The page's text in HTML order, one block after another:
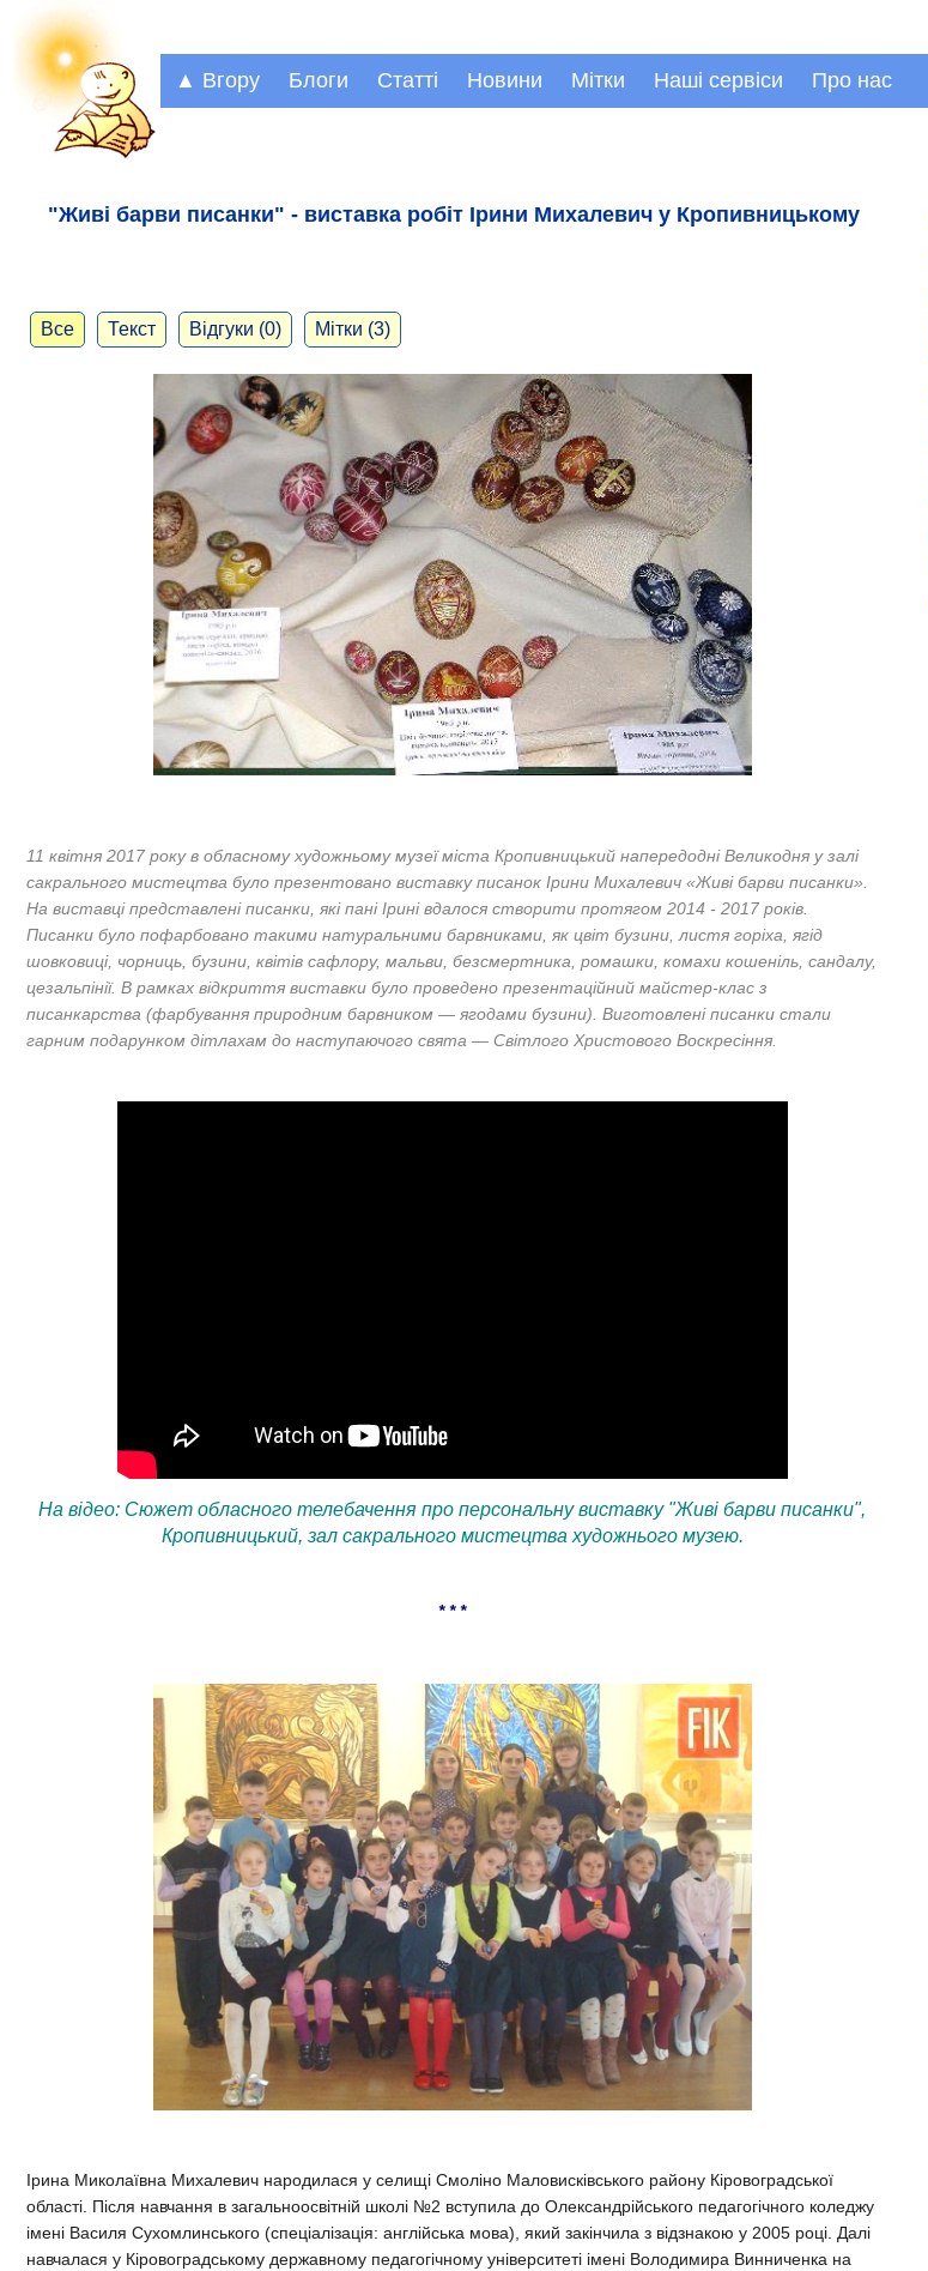
▲ Вгору Блоги Статті Новини Мітки Наші сервіси Про нас
"Живі барви писанки" - виставка робіт Ірини Михалевич у Кропивницькому
Все Текст Відгуки (0) Мітки (3)
11 квітня 2017 року в обласному художньому музеї міста Кропивницький напередодні Великодня у залі
сакрального мистецтва було презентовано виставку писанок Ірини Михалевич «Живі барви писанки».
На виставці представлені писанки, які пані Ірині вдалося створити протягом 2014 - 2017 років.
Писанки було пофарбовано такими натуральними барвниками, як цвіт бузини, листя горіха, ягід
шовковиці, чорниць, бузини, квітів сафлору, мальви, безсмертника, ромашки, комахи кошеніль, сандалу,
цезальпінії. В рамках відкриття виставки було проведено презентаційний майстер-клас з
писанкарства (фарбування природним барвником — ягодами бузини). Виготовлені писанки стали
гарним подарунком дітлахам до наступаючого свята — Світлого Христового Воскресіння.
На відео: Сюжет обласного телебачення про персональну виставку "Живі барви писанки",
Кропивницький, зал сакрального мистецтва художнього музею.
* * *
Ірина Миколаївна Михалевич народилася у селищі Смоліно Маловисківського району Кіровоградської
області. Після навчання в загальноосвітній школі №2 вступила до Олександрійського педагогічного коледжу
імені Василя Сухомлинського (спеціалізація: англійська мова), який закінчила з відзнакою у 2005 році. Далі
навчалася у Кіровоградському державному педагогічному університеті імені Володимира Винниченка на